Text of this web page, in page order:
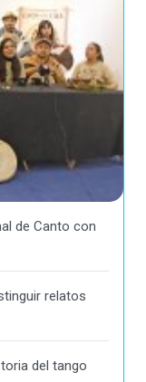
de Canto con
relatos
del tango